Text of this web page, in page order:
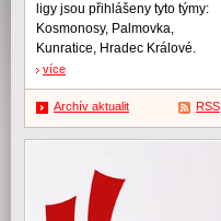
ligy jsou přihlášeny tyto týmy:
Kosmonosy, Palmovka,
Kunratice, Hradec Králové.
více
Archív aktualit RSS